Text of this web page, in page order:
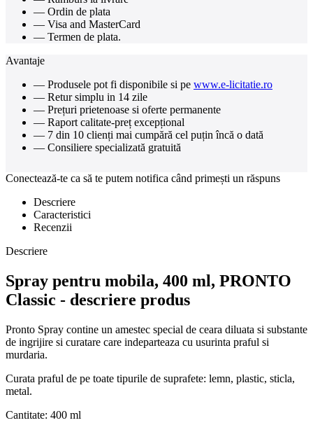
— Ordin de plata
— Visa and MasterCard
— Termen de plata.
Avantaje
— Produsele pot fi disponibile si pe www.e-licitatie.ro
— Retur simplu in 14 zile
— Prețuri prietenoase si oferte permanente
— Raport calitate-preț excepțional
— 7 din 10 clienți mai cumpără cel puțin încă o dată
— Consiliere specializată gratuită
Conectează-te ca să te putem notifica când primești un răspuns
Descriere
Caracteristici
Recenzii
Descriere
Spray pentru mobila, 400 ml, PRONTO
Classic - descriere produs
Pronto Spray contine un amestec special de ceara diluata si substante
de ingrijire si curatare care indeparteaza cu usurinta praful si
murdaria.
Curata praful de pe toate tipurile de suprafete: lemn, plastic, sticla,
metal.
Cantitate: 400 ml